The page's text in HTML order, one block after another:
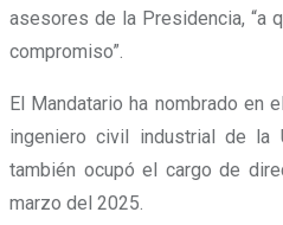
asesores de la Presidencia, “a
compromiso”.
El Mandatario ha nombrado en
ingeniero civil industrial de la
también ocupó el cargo de
marzo del 2025.